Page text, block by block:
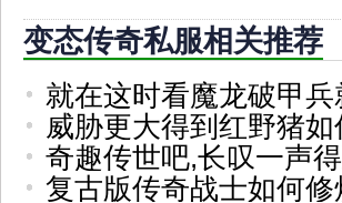
变态传奇私服相关推荐
就在这时看魔龙破甲
威胁更大得到红野猪如
奇趣传世吧,长叹一声
复古版传奇战士如何修